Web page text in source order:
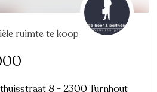
ruimte te koop
8 - 2300 Turnhout